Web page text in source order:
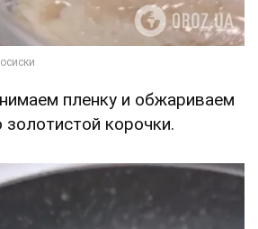
пленку и обжариваем
корочки.